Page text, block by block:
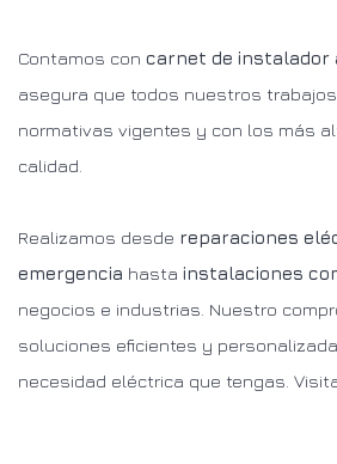
Contamos con carnet de instalador
asegura que todos nuestros
normativas vigentes y con los más
calidad.
Realizamos desde reparaciones
emergencia hasta instalaciones
negocios e industrias. Nuestro
soluciones eficientes y
necesidad eléctrica que tengas.